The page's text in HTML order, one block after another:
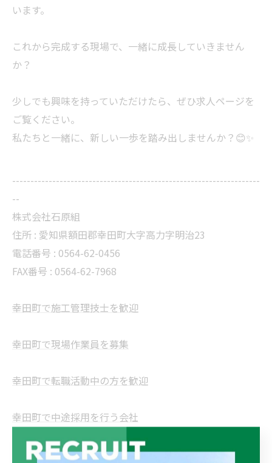
います。
これから完成する現場で、一緒に成長していきません
か？
少しでも興味を持っていただけたら、ぜひ求人ページを
ご覧ください。
私たちと一緒に、新しい一歩を踏み出しませんか？😊✨
--------------------------------------------------------------------
--
株式会社石原組
住所 : 愛知県額田郡幸田町大字高力字明治23
電話番号 : 0564-62-0456
FAX番号 : 0564-62-7968
幸田町で施工管理技士を歓迎
幸田町で現場作業員を募集
幸田町で転職活動中の方を歓迎
幸田町で中途採用を行う会社
--------------------------------------------------------------------